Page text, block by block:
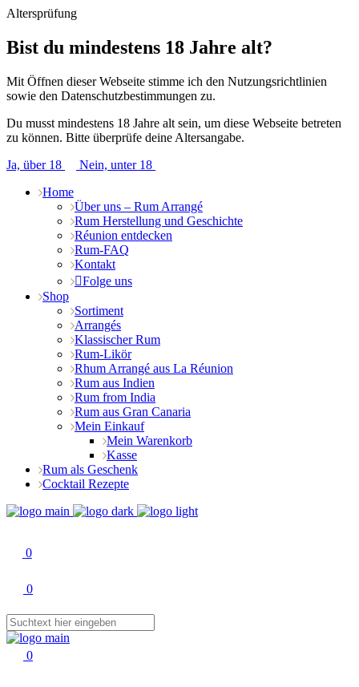
Altersprüfung
Bist du mindestens 18 Jahre alt?
Mit Öffnen dieser Webseite stimme ich den Nutzungsrichtlinien
sowie den Datenschutzbestimmungen zu.
Du musst mindestens 18 Jahre alt sein, um diese Webseite betreten
zu können. Bitte überprüfe deine Altersangabe.
Ja, über 18
Nein, unter 18
Home
Über uns – Rum Arrangé
Rum Herstellung und Geschichte
Réunion entdecken
Rum-FAQ
Kontakt
Folge uns
Shop
Sortiment
Arrangés
Klassischer Rum
Rum-Likör
Rhum Arrangé aus La Réunion
Rum aus Indien
Rum from India
Rum aus Gran Canaria
Mein Einkauf
Mein Warenkorb
Kasse
Rum als Geschenk
Cocktail Rezepte
0
0
0